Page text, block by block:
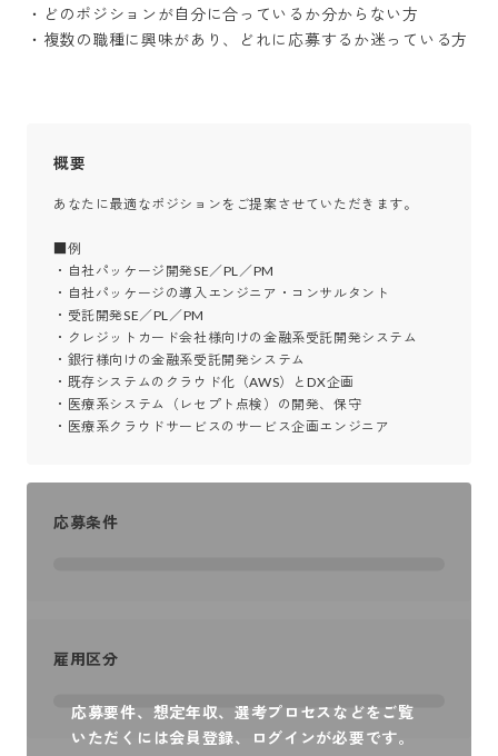
・どのポジションが自分に合っているか分からない方
・複数の職種に興味があり、どれに応募するか迷っている方
概要
あなたに最適なポジションをご提案させていただきます。
■例
・自社パッケージ開発SE／PL／PM
・自社パッケージの導入エンジニア・コンサルタント
・受託開発SE／PL／PM
・クレジットカード会社様向けの金融系受託開発システム
・銀行様向けの金融系受託開発システム
・既存システムのクラウド化（AWS）とDX企画
・医療系システム（レセプト点検）の開発、保守
・医療系クラウドサービスのサービス企画エンジニア
応募要件、想定年収、選考プロセスなどをご覧
いただくには会員登録、ログインが必要です。
応募条件
雇用区分